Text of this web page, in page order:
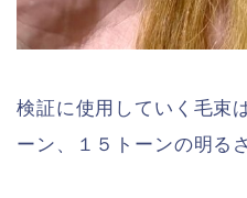
検証に使用していく毛束
ーン、１５トーンの明る